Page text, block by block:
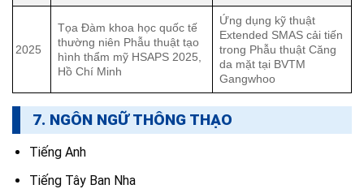
2025
Tọa Đàm khoa học quốc tế
thường niên Phẫu thuật tạo
hình thẩm mỹ HSAPS 2025,
Hồ Chí Minh
Ứng dụng kỹ thuật
Extended SMAS cải tiến
trong Phẫu thuật Căng
da mặt tại BVTM
Gangwhoo
7. NGÔN NGỮ THÔNG THẠO
Tiếng Anh
Tiếng Tây Ban Nha